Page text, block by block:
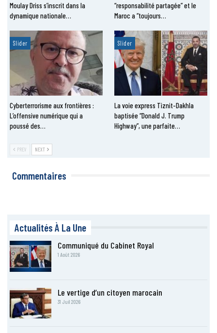
Moulay Driss s’inscrit dans la
dynamique nationale…
“responsabilité partagée” et le
Maroc a “toujours…
Slider
Cyberterrorisme aux frontières :
L’offensive numérique qui a
poussé des…
Slider
La voie express Tiznit-Dakhla
baptisée “Donald J. Trump
Highway”, une parfaite…
PREV NEXT
Commentaires
Actualités À La Une
Communiqué du Cabinet Royal
1 Août 2026
Le vertige d’un citoyen marocain
31 Juil 2026